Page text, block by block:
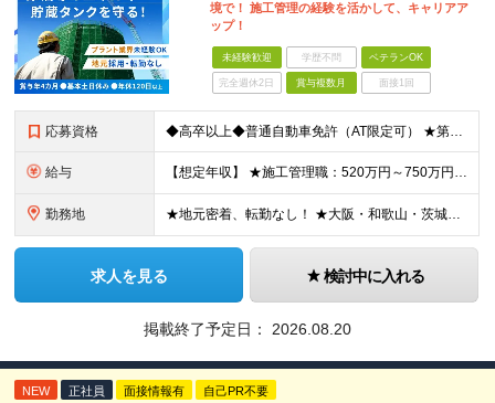
境で！ 施工管理の経験を活かして、キャリアア
ップ！
未経験歓迎 学歴不問 ベテランOK
完全週休2日 賞与複数月 面接1回
応募資格 ◆高卒以上◆普通自動車免許（AT限定可） ★第二新卒歓迎 ★プラント業界以外での施工管理経験者歓迎 【こんな方は向いています】 ・施工管理のスキルを活かして働きたい ・安定企業で長く働きたい ・チ
給与 【想定年収】 ★施工管理職：520万円～750万円 ※上記年収は残業時間40時間／月相当の金額を含みます。 月給25万円～35万円＋賞与年2回（原則固定支給額4ヵ月分）＋諸手当（残業手当全額など）
勤務地 ★地元密着、転勤なし！ ★大阪・和歌山・茨城・三重・千葉の各拠点 ★Ｕ・Iターン歓迎！（面接交通費支給） ★社用車貸与（出勤利用OK）、駐車場費用支給 ・大阪府堺市 ・和歌山県有田市 ・茨城県神栖市
求人を見る 検討中に入れる
掲載終了予定日： 2026.08.20
NEW 正社員 面接情報有 自己PR不要